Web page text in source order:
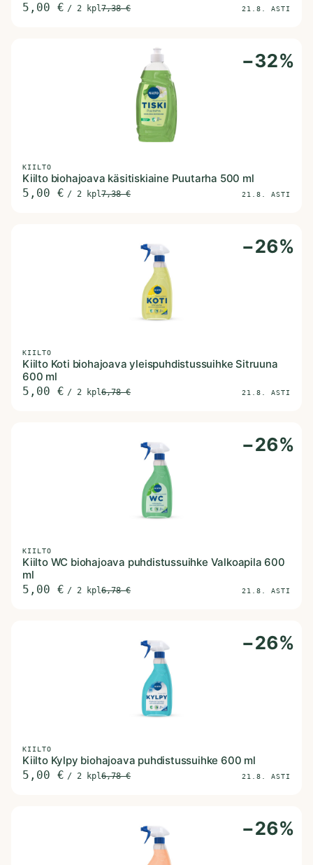
5,00 € / 2 kpl7,38€ 21.8. ASTI
−32%
KIILTO
Kiilto biohajoava käsitiskiaine Puutarha 500 ml
5,00 € / 2 kpl7,38€ 21.8. ASTI
−26%
KIILTO
Kiilto Koti biohajoava yleispuhdistussuihke Sitruuna
600 ml
5,00 € / 2 kpl6,78€ 21.8. ASTI
−26%
KIILTO
Kiilto WC biohajoava puhdistussuihke Valkoapila 600
ml
5,00 € / 2 kpl6,78€ 21.8. ASTI
−26%
KIILTO
Kiilto Kylpy biohajoava puhdistussuihke 600 ml
5,00 € / 2 kpl6,78€ 21.8. ASTI
−26%